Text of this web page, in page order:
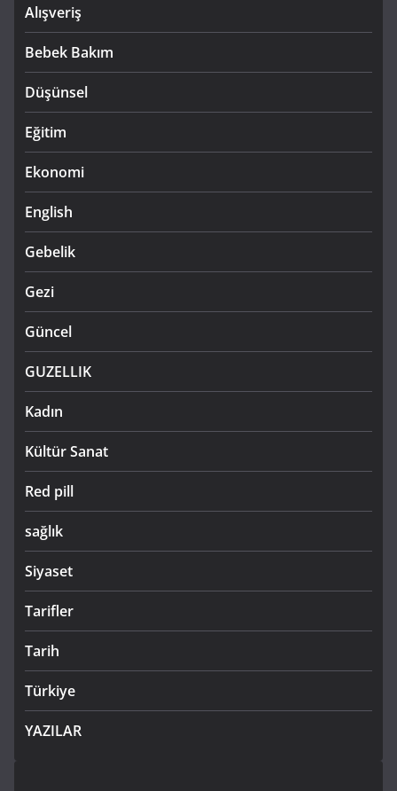
Alışveriş
Bebek Bakım
Düşünsel
Eğitim
Ekonomi
English
Gebelik
Gezi
Güncel
GUZELLIK
Kadın
Kültür Sanat
Red pill
sağlık
Siyaset
Tarifler
Tarih
Türkiye
YAZILAR